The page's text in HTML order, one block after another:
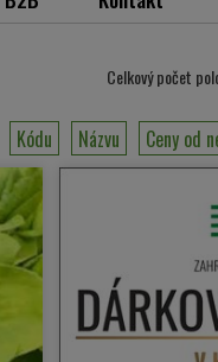
Celkový počet
Kódu Názvu Ceny od